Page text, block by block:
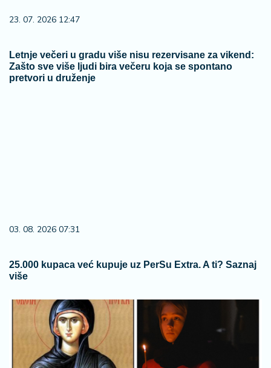
23. 07. 2026 12:47
Letnje večeri u gradu više nisu rezervisane za vikend:
Zašto sve više ljudi bira večeru koja se spontano
pretvori u druženje
03. 08. 2026 07:31
25.000 kupaca već kupuje uz PerSu Extra. A ti? Saznaj
više